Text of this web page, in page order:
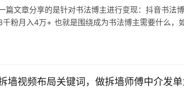
篇文章分享的是针对书法博主进行变现：抖音书法
千粉月入4万+ 也就是围绕成为书法博主需要什么，
，只不过对象换成想做情感电台主播的人了 这个价
墙视频布局关键词，做拆墙师傅中介发